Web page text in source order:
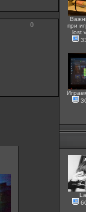
0
при
lost